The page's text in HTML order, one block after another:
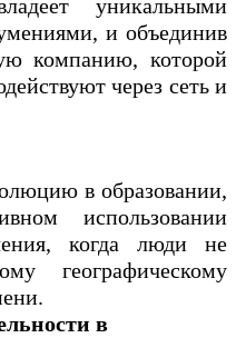
уникальными
и объединив
компанию, которой
через сеть и
в образовании,
использовании
когда люди не
географическому
в